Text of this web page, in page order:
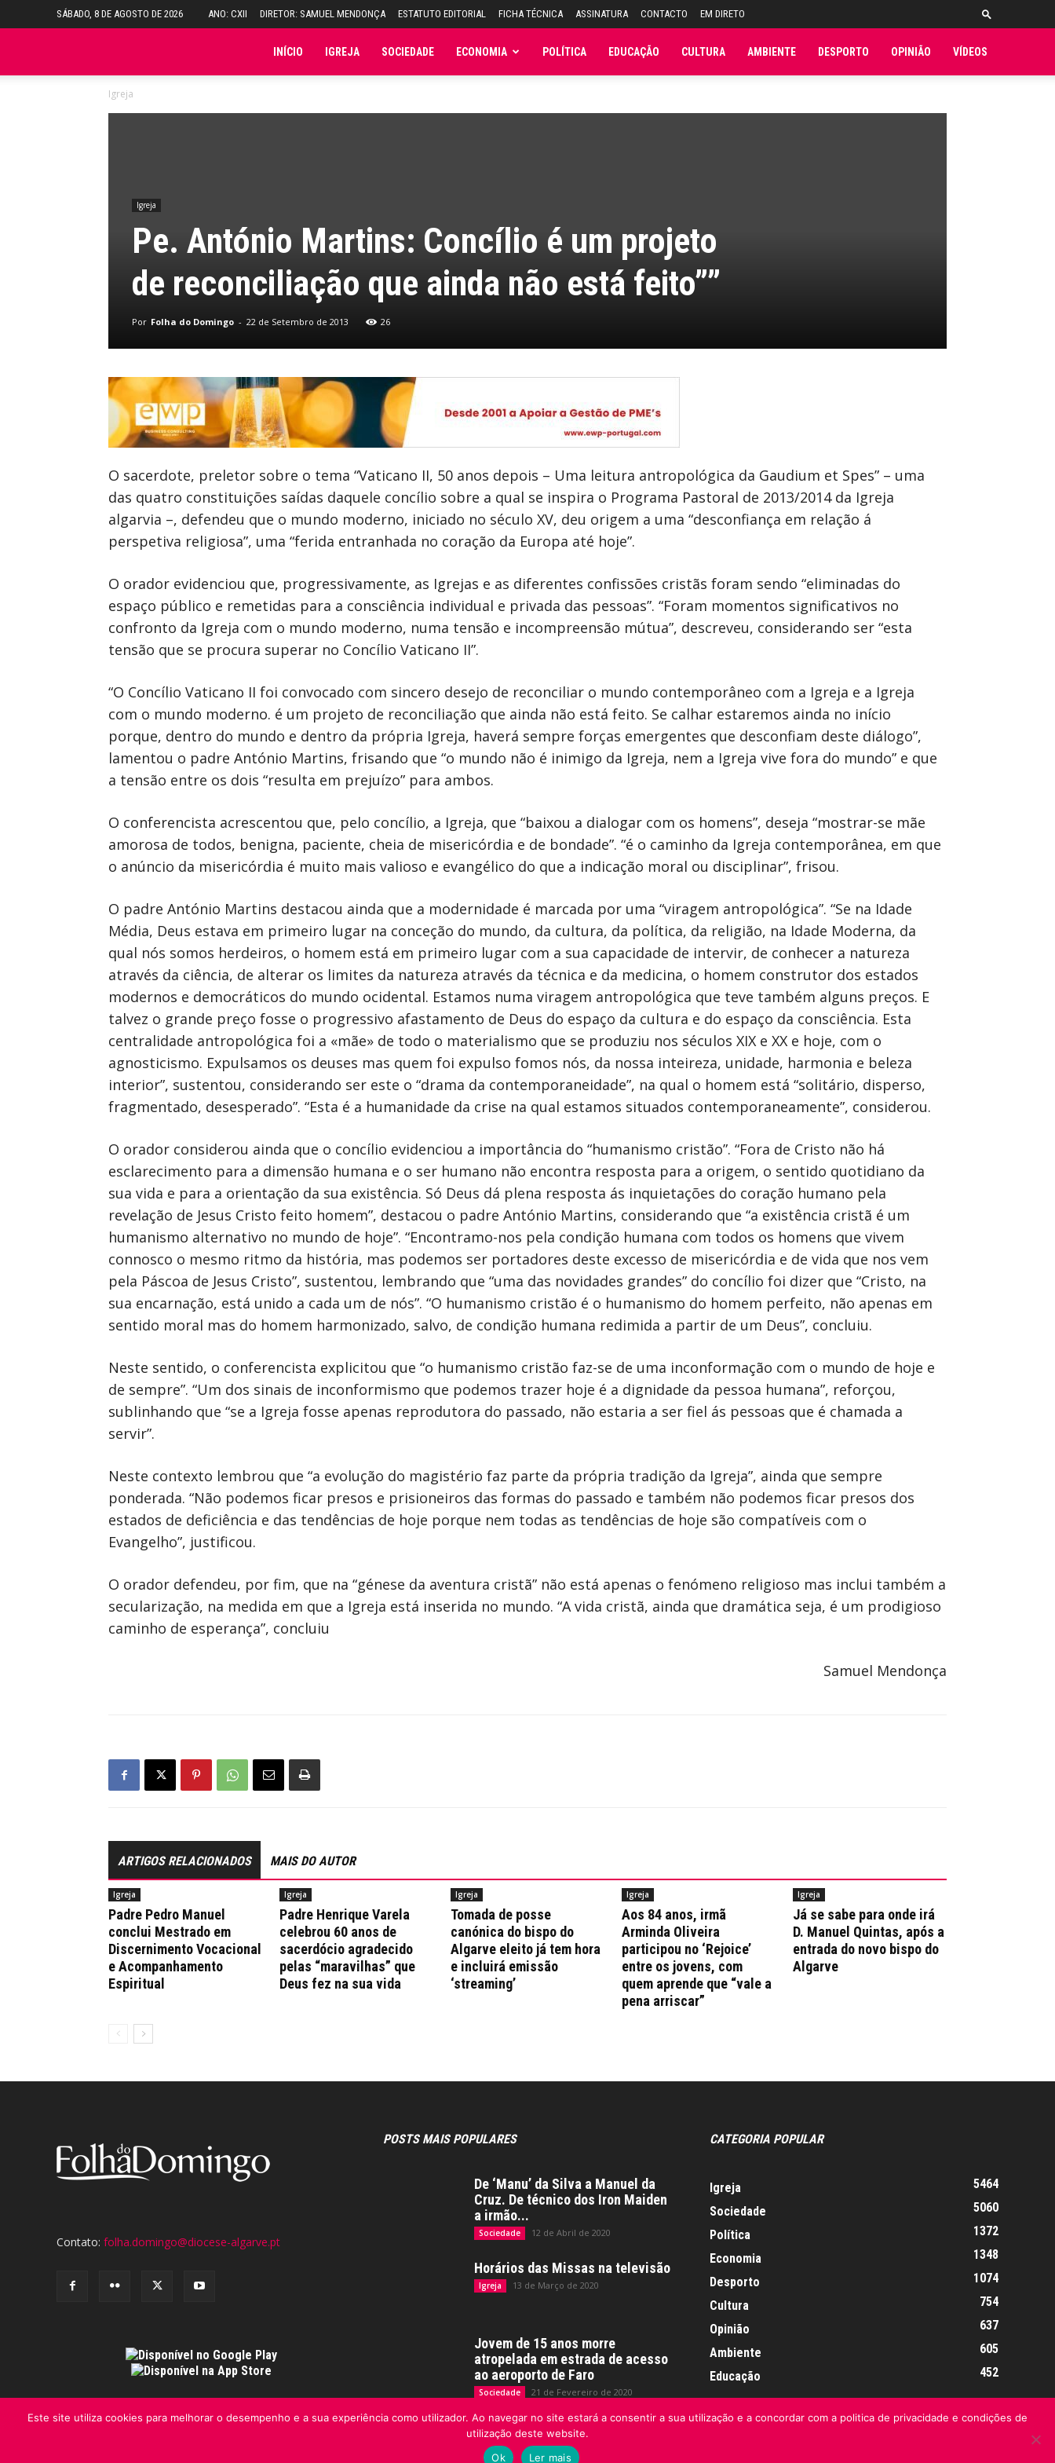
SÁBADO, 8 DE AGOSTO DE 2026 ANO: CXII DIRETOR: SAMUEL MENDONÇA ESTATUTO EDITORIAL FICHA TÉCNICA ASSINATURA CONTACTO EM DIRETO
INÍCIO IGREJA SOCIEDADE ECONOMIA POLÍTICA EDUCAÇÃO CULTURA AMBIENTE DESPORTO OPINIÃO VÍDEOS
Igreja
Igreja
Pe. António Martins: Concílio é um projeto
de reconciliação que ainda não está feito””
Por Folha do Domingo - 22 de Setembro de 2013 26
O sacerdote, preletor sobre o tema “Vaticano II, 50 anos depois – Uma leitura antropológica da Gaudium et Spes” – uma
das quatro constituições saídas daquele concílio sobre a qual se inspira o Programa Pastoral de 2013/2014 da Igreja
algarvia –, defendeu que o mundo moderno, iniciado no século XV, deu origem a uma “desconfiança em relação á
perspetiva religiosa”, uma “ferida entranhada no coração da Europa até hoje”.
O orador evidenciou que, progressivamente, as Igrejas e as diferentes confissões cristãs foram sendo “eliminadas do
espaço público e remetidas para a consciência individual e privada das pessoas”. “Foram momentos significativos no
confronto da Igreja com o mundo moderno, numa tensão e incompreensão mútua”, descreveu, considerando ser “esta
tensão que se procura superar no Concílio Vaticano II”.
“O Concílio Vaticano II foi convocado com sincero desejo de reconciliar o mundo contemporâneo com a Igreja e a Igreja
com o mundo moderno. é um projeto de reconciliação que ainda não está feito. Se calhar estaremos ainda no início
porque, dentro do mundo e dentro da própria Igreja, haverá sempre forças emergentes que desconfiam deste diálogo”,
lamentou o padre António Martins, frisando que “o mundo não é inimigo da Igreja, nem a Igreja vive fora do mundo” e que
a tensão entre os dois “resulta em prejuízo” para ambos.
O conferencista acrescentou que, pelo concílio, a Igreja, que “baixou a dialogar com os homens”, deseja “mostrar-se mãe
amorosa de todos, benigna, paciente, cheia de misericórdia e de bondade”. “é o caminho da Igreja contemporânea, em que
o anúncio da misericórdia é muito mais valioso e evangélico do que a indicação moral ou disciplinar”, frisou.
O padre António Martins destacou ainda que a modernidade é marcada por uma “viragem antropológica”. “Se na Idade
Média, Deus estava em primeiro lugar na conceção do mundo, da cultura, da política, da religião, na Idade Moderna, da
qual nós somos herdeiros, o homem está em primeiro lugar com a sua capacidade de intervir, de conhecer a natureza
através da ciência, de alterar os limites da natureza através da técnica e da medicina, o homem construtor dos estados
modernos e democráticos do mundo ocidental. Estamos numa viragem antropológica que teve também alguns preços. E
talvez o grande preço fosse o progressivo afastamento de Deus do espaço da cultura e do espaço da consciência. Esta
centralidade antropológica foi a «mãe» de todo o materialismo que se produziu nos séculos XIX e XX e hoje, com o
agnosticismo. Expulsamos os deuses mas quem foi expulso fomos nós, da nossa inteireza, unidade, harmonia e beleza
interior”, sustentou, considerando ser este o “drama da contemporaneidade”, na qual o homem está “solitário, disperso,
fragmentado, desesperado”. “Esta é a humanidade da crise na qual estamos situados contemporaneamente”, considerou.
O orador considerou ainda que o concílio evidenciou a importância do “humanismo cristão”. “Fora de Cristo não há
esclarecimento para a dimensão humana e o ser humano não encontra resposta para a origem, o sentido quotidiano da
sua vida e para a orientação da sua existência. Só Deus dá plena resposta ás inquietações do coração humano pela
revelação de Jesus Cristo feito homem”, destacou o padre António Martins, considerando que “a existência cristã é um
humanismo alternativo no mundo de hoje”. “Encontramo-nos pela condição humana com todos os homens que vivem
connosco o mesmo ritmo da história, mas podemos ser portadores deste excesso de misericórdia e de vida que nos vem
pela Páscoa de Jesus Cristo”, sustentou, lembrando que “uma das novidades grandes” do concílio foi dizer que “Cristo, na
sua encarnação, está unido a cada um de nós”. “O humanismo cristão é o humanismo do homem perfeito, não apenas em
sentido moral mas do homem harmonizado, salvo, de condição humana redimida a partir de um Deus”, concluiu.
Neste sentido, o conferencista explicitou que “o humanismo cristão faz-se de uma inconformação com o mundo de hoje e
de sempre”. “Um dos sinais de inconformismo que podemos trazer hoje é a dignidade da pessoa humana”, reforçou,
sublinhando que “se a Igreja fosse apenas reprodutora do passado, não estaria a ser fiel ás pessoas que é chamada a
servir”.
Neste contexto lembrou que “a evolução do magistério faz parte da própria tradição da Igreja”, ainda que sempre
ponderada. “Não podemos ficar presos e prisioneiros das formas do passado e também não podemos ficar presos dos
estados de deficiência e das tendências de hoje porque nem todas as tendências de hoje são compatíveis com o
Evangelho”, justificou.
O orador defendeu, por fim, que na “génese da aventura cristã” não está apenas o fenómeno religioso mas inclui também a
secularização, na medida em que a Igreja está inserida no mundo. “A vida cristã, ainda que dramática seja, é um prodigioso
caminho de esperança”, concluiu
Samuel Mendonça
ARTIGOS RELACIONADOS MAIS DO AUTOR
Igreja
Padre Pedro Manuel
conclui Mestrado em
Discernimento Vocacional
e Acompanhamento
Espiritual
Igreja
Padre Henrique Varela
celebrou 60 anos de
sacerdócio agradecido
pelas “maravilhas” que
Deus fez na sua vida
Igreja
Tomada de posse
canónica do bispo do
Algarve eleito já tem hora
e incluirá emissão
‘streaming’
Igreja
Aos 84 anos, irmã
Arminda Oliveira
participou no ‘Rejoice’
entre os jovens, com
quem aprende que “vale a
pena arriscar”
Igreja
Já se sabe para onde irá
D. Manuel Quintas, após a
entrada do novo bispo do
Algarve
Contato: folha.domingo@diocese-algarve.pt
POSTS MAIS POPULARES
De ‘Manu’ da Silva a Manuel da
Cruz. De técnico dos Iron Maiden
a irmão...
Sociedade 12 de Abril de 2020
Horários das Missas na televisão
Igreja 13 de Março de 2020
Jovem de 15 anos morre
atropelada em estrada de acesso
ao aeroporto de Faro
Sociedade 21 de Fevereiro de 2020
CATEGORIA POPULAR
Igreja
5464
Sociedade
5060
Política
1372
Economia
1348
Desporto
1074
Cultura
754
Opinião
637
Ambiente
605
Educação
452
Este site utiliza cookies para melhorar o desempenho e a sua experiência como utilizador. Ao navegar no site estará a consentir a sua utilização e a concordar com a politica de privacidade e condições de
utilização deste website.
Ok
Ler mais